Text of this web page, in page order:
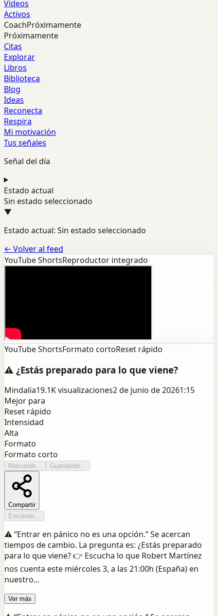
Videos
Activos
CoachPróximamente
Próximamente
Citas
Explorar
Libros
Biblioteca
Blog
Ideas
Reconecta
Respira
Mi motivación
Tus señales
Señal del día
Estado actual
Sin estado seleccionado
▼
Estado actual: Sin estado seleccionado
← Volver al feed
YouTube ShortsReproductor integrado
YouTube ShortsFormato cortoReset rápido
⚠️ ¿Estás preparado para lo que viene?
Mindalia19.1Kvisualizaciones2 de junio de 20261:15
Mejor para
Reset rápido
Intensidad
Alta
Formato
Formato corto
Marcando... Guardando...
Compartir
Enviando...
⚠️ “Entrar en pánico no es una opción.” Se acercan
tiempos de cambio. La pregunta es: ¿Estás preparado
para lo que viene? 👉 Escucha lo que Robert Martínez
nos cuenta este miércoles 3, a las 21:00h (España) en
nuestro...
Ver más